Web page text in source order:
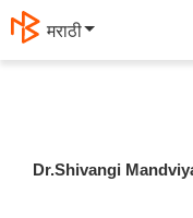
मराठी
Dr.Shivangi